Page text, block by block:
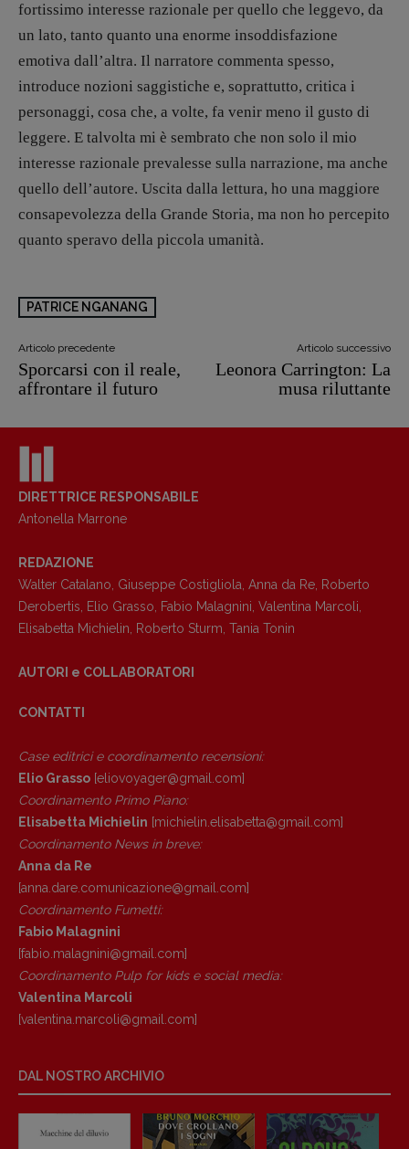
fortissimo interesse razionale per quello che leggevo, da
un lato, tanto quanto una enorme insoddisfazione
emotiva dall’altra. Il narratore commenta spesso,
introduce nozioni saggistiche e, soprattutto, critica i
personaggi, cosa che, a volte, fa venir meno il gusto di
leggere. E talvolta mi è sembrato che non solo il mio
interesse razionale prevalesse sulla narrazione, ma anche
quello dell’autore. Uscita dalla lettura, ho una maggiore
consapevolezza della Grande Storia, ma non ho percepito
quanto speravo della piccola umanità.
PATRICE NGANANG
Articolo precedente
Sporcarsi con il reale,
affrontare il futuro
Articolo successivo
Leonora Carrington: La
musa riluttante
DIRETTRICE RESPONSABILE
Antonella Marrone
REDAZIONE
Walter Catalano Giuseppe Costigliola Anna da Re Roberto
Derobertis
Elio Grasso Fabio Malagnini Valentina Marcoli
Elisabetta Michielin
Roberto Sturm Tania Tonin
AUTORI e COLLABORATORI
CONTATTI
Case editrici e coordinamento recensioni:
Elio Grasso [eliovoyager@gmail.com]
Coordinamento Primo Piano:
Elisabetta Michielin [michielin.elisabetta@gmail.com]
Coordinamento News in breve:
Anna da Re
[anna.dare.comunicazione@gmail. com]
Coordinamento Fumetti:
Fabio Malagnini
[fabio.malagnini@gmail. com]
Coordinamento Pulp for kids e social media:
Valentina Marcoli
[valentina.marcoli@gmail. com]
DAL NOSTRO ARCHIVIO